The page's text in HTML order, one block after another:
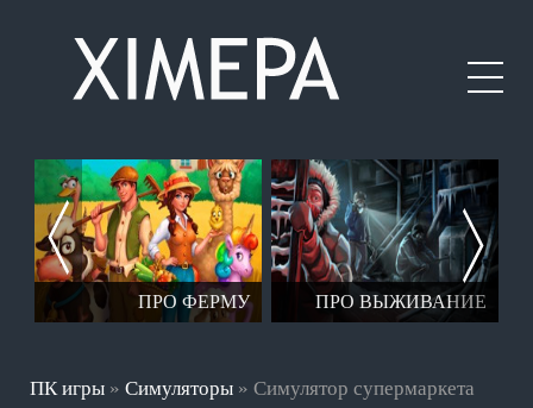
ПРО ФЕРМУ ПРО ВЫЖИВАНИЕ
ПК игры » Симуляторы » Симулятор супермаркета